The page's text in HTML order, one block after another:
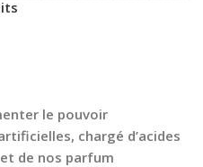
le pouvoir
chargé d’acides
de nos parfum